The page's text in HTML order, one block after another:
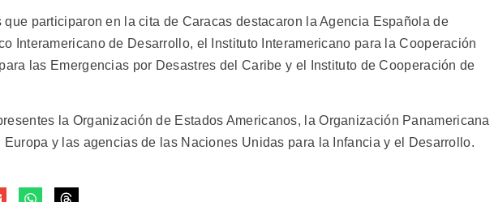
que participaron en la cita de Caracas destacaron la Agencia Española de
Interamericano de Desarrollo, el Instituto Interamericano para la Cooperación
las Emergencias por Desastres del Caribe y el Instituto de Cooperación de
la Organización de Estados Americanos, la Organización Panamericana
y las agencias de las Naciones Unidas para la Infancia y el Desarrollo.